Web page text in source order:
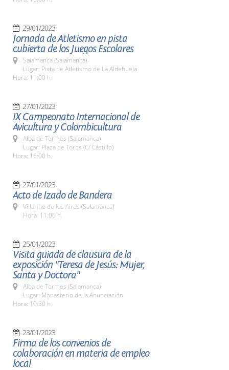
29/01/2023
Jornada de Atletismo en pista
cubierta de los Juegos Escolares
Salamanca (Salamanca)
Lugar: Pista de Atletismo de La Aldehuela
Hora: 11:00 h.
27/01/2023
IX Campeonato Internacional de
Avicultura y Colombicultura
Alba de Tormes (Salamanca)
Lugar: Plaza de Toros (C/ Castillo)
Hora: 16:00 h.
27/01/2023
Acto de Izado de Bandera
Villarino de los Aires (Salamanca)
Hora: 11:00 h.
25/01/2023
Visita guiada de clausura de la
exposición "Teresa de Jesús: Mujer,
Santa y Doctora"
Alba de Tormes (Salamanca)
Lugar: Monasterio de la Anunciación
Hora: 10:30 h.
23/01/2023
Firma de los convenios de
colaboración en materia de empleo
local